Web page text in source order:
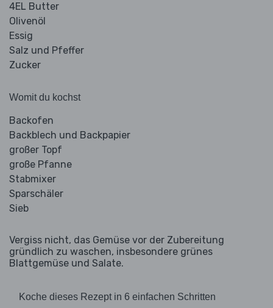
4EL Butter
Olivenöl
Essig
Salz und Pfeffer
Zucker
Womit du kochst
Backofen
Backblech und Backpapier
großer Topf
große Pfanne
Stabmixer
Sparschäler
Sieb
Vergiss nicht, das Gemüse vor der Zubereitung
gründlich zu waschen, insbesondere grünes
Blattgemüse und Salate.
Koche dieses Rezept in 6 einfachen Schritten